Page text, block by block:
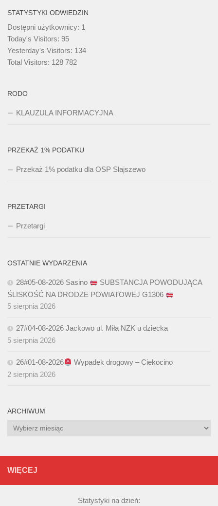
STATYSTYKI ODWIEDZIN
Dostępni użytkownicy: 1
Today's Visitors: 95
Yesterday's Visitors: 134
Total Visitors: 128 782
RODO
KLAUZULA INFORMACYJNA
PRZEKAŻ 1% PODATKU
Przekaż 1% podatku dla OSP Słajszewo
PRZETARGI
Przetargi
OSTATNIE WYDARZENIA
28#05-08-2026 Sasino
SUBSTANCJA POWODUJĄCA
ŚLISKOŚĆ NA DRODZE POWIATOWEJ G1306
5 sierpnia 2026
27#04-08-2026 Jackowo ul. Miła NZK u dziecka
5 sierpnia 2026
26#01-08-2026
Wypadek drogowy – Ciekocino
2 sierpnia 2026
ARCHIWUM
Archiwum
WIĘCEJ
Statystyki na dzień: